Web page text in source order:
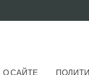
О САЙТЕ